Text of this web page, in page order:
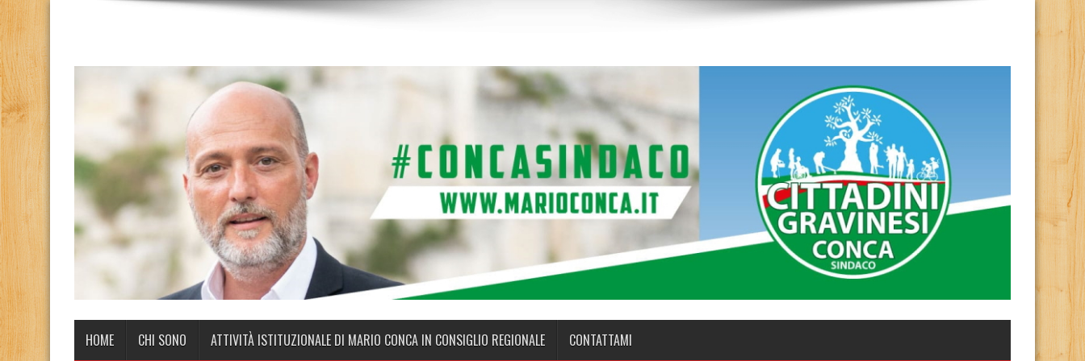
HOME CHI SONO ATTIVITÀ ISTITUZIONALE DI MARIO CONCA IN CONSIGLIO REGIONALE CONTATTAMI